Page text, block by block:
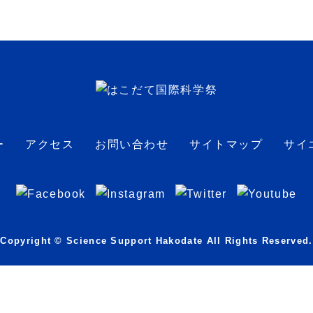
アクセス お問い合わせ サイトマップ サイ
Copyright © Science Support Hakodate All Rights Reserved.